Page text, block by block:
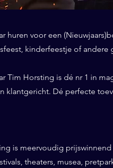
huren voor een
kinderfeestje of
Tim Horsting is dé nr 1 in
klantgericht. Dé perfecte
is meervoudig
theaters, musea,